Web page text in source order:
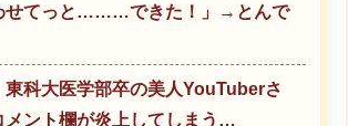
せてっと………できた！」→とんで
東科大医学部卒の美人YouTuberさ
メント欄が炎上してしまう…